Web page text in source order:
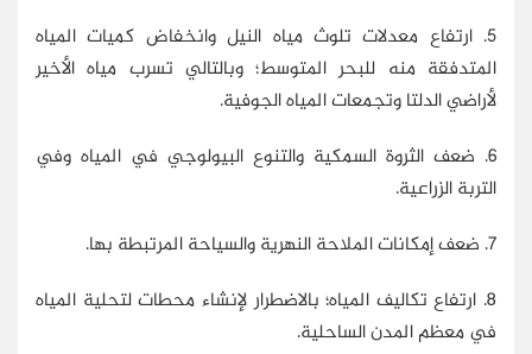
5. ارتفاع معدلات تلوث مياه النيل وانخفاض كميات المياه
المتدفقة منه للبحر المتوسط؛ وبالتالي تسرب مياه الأخير
لأراضي الدلتا وتجمعات المياه الجوفية.
6. ضعف الثروة السمكية والتنوع البيولوجي في المياه وفي
التربة الزراعية.
7. ضعف إمكانات الملاحة النهرية والسياحة المرتبطة بها.
8. ارتفاع تكاليف المياه؛ بالاضطرار لإنشاء محطات لتحلية المياه
في معظم المدن الساحلية.